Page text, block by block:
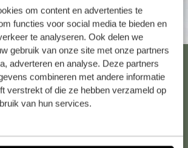
om content en advertenties te
functies voor social media te bieden en
te analyseren. Ook delen we
gebruik van onze site met onze partners
adverteren en analyse. Deze partners
combineren met andere informatie
verstrekt of die ze hebben verzameld op
van hun services.
de buurt
winkels